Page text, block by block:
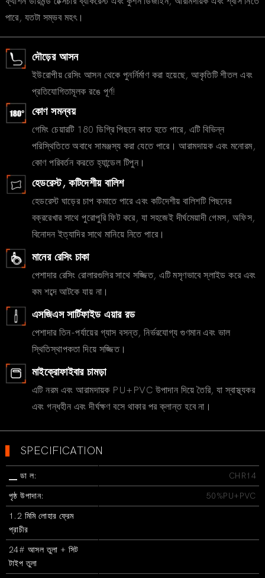
পারে, যতটা সম্ভব মহৎ।
দৌড়ের আসন
ইউরোপীয় রেসিং আসন থেকে পুনর্নির্মাণ করা হয়েছে, আকৃতিটি শীতল এবং
প্রতিযোগিতামূলক রঙে পূর্ণ!
কোণ সমন্বয়
গেমিং চেয়ারটি 180 ডিগ্রি পিছনে কাত হতে পারে, এটি বিভিন্ন
পরিস্থিতিতে অবাধে সামঞ্জস্য করা যেতে পারে। আরামদায়ক এবং মনোরম,
কোণ পরিবর্তন করতে হ্যান্ডেল টিপুন।
হেডরেস্ট, কটিদেশীয় বালিশ
হেডরেস্ট ঘাড়ের চাপ কমাতে পারে এবং কটিদেশীয় বালিশটি পিছনের
বক্ররেখার সাথে পুরোপুরি ফিট করে, যা সহজেই দীর্ঘমেয়াদী গেমস, অফিস,
বিনোদন ইত্যাদির সাথে মানিয়ে নিতে পারে।
মানের রেসিং চাকা
পেশাদার রেসিং রোলারগুলির সাথে সজ্জিত, এটি মসৃণভাবে স্লাইড করে এবং
কম শব্দে আটকে যায় না।
এসজিএস সার্টিফাইড এয়ার রড
পেশাদার তিন-পর্যায়ের গ্যাস বসন্ত, নির্ভরযোগ্য গুণমান এবং ভাল
স্থিতিস্থাপকতা দিয়ে সজ্জিত।
মাইক্রোফাইবার চামড়া
এটি নরম এবং আরামদায়ক PU+PVC উপাদান দিয়ে তৈরি, যা স্বাস্থ্যকর
এবং গন্ধহীন এবং দীর্ঘক্ষণ বসে থাকার পর ক্লান্ত হবে না।
SPECIFICATION
▁ ডা ল:
CHR14
পৃষ্ঠ উপাদান:
50%PU+PVC
1.2 মিমি লোহার ফ্রেম
প্রাচীর
24# আসল তুলা + সিট
টাইপ তুলা